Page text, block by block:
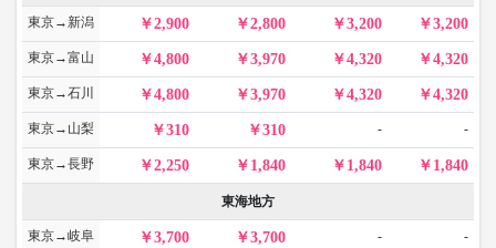
東京→新潟 2,900 2,800 3,200 3,200
東京→富山 4,800 3,970 4,320 4,320
東京→石川 4,800 3,970 4,320 4,320
東京→山梨 310 310 - -
東京→長野 2,250 1,840 1,840 1,840
東海地方
東京→岐阜 3,700 3,700 - -